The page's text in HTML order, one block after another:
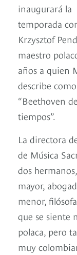
inaugurará la
temporada
Krzysztof
maestro
años a quien
describe
“Beethoven
tiempos”.
La directora
de Música
dos
mayor,
menor,
que se siente
polaca, pero
muy